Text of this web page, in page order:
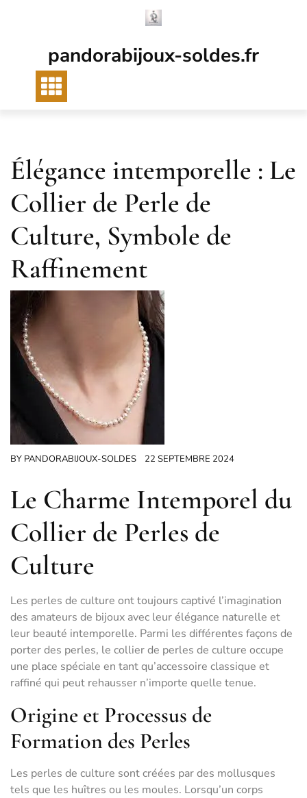
pandorabijoux-soldes.fr
Élégance intemporelle : Le
Collier de Perle de
Culture, Symbole de
Raffinement
BY PANDORABIJOUX-SOLDES 22 SEPTEMBRE 2024
Le Charme Intemporel du
Collier de Perles de
Culture
Les perles de culture ont toujours captivé l’imagination
des amateurs de bijoux avec leur élégance naturelle et
leur beauté intemporelle. Parmi les différentes façons de
porter des perles, le collier de perles de culture occupe
une place spéciale en tant qu’accessoire classique et
raffiné qui peut rehausser n’importe quelle tenue.
Origine et Processus de
Formation des Perles
Les perles de culture sont créées par des mollusques
tels que les huîtres ou les moules. Lorsqu’un corps